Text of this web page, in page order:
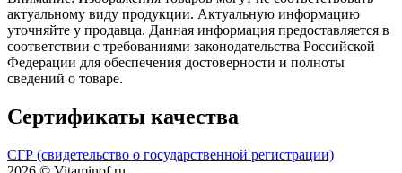
актуальному виду продукции. Актуальную информацию
уточняйте у продавца. Данная информация предоставляется в
соответствии с требованиями законодательства Российской
Федерации для обеспечения достоверности и полноты
сведений о товаре.
Сертификаты качества
СГР (свидетельство о государственной регистрации)